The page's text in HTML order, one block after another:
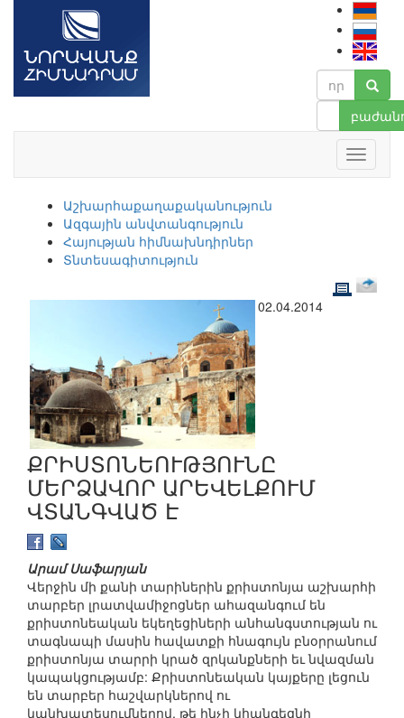
Աշխարհաքաղաքականություն
Ազգային անվտանգություն
Հայության հիմնախնդիրներ
Տնտեսագիտություն
02.04.2014
ՔՐԻՍՏՈՆԵՈՒԹՅՈՒՆԸ
ՄԵՐՁԱՎՈՐ ԱՐԵՎԵԼՔՈՒՄ
ՎՏԱՆԳՎԱԾ Է
Արամ Սաֆարյան
Վերջին մի քանի տարիներին քրիստոնյա աշխարհի
տարբեր լրատվամիջոցներ ահազանգում են
քրիստոնեական եկեղեցիների անհանգստության ու
տագնապի մասին հավատքի հնագույն բնօրրանում
քրիստոնյա տարրի կրած զրկանքների եւ նվազման
կապակցությամբ: Քրիստոնեական կայքերը լեցուն
են տարբեր հաշվարկներով ու
կանխատեսումներով, թե ինչի կհանգեցնի